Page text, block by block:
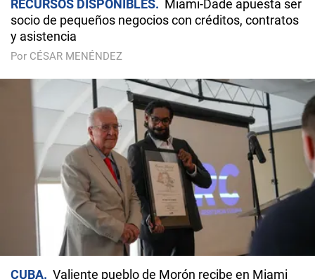
RECURSOS DISPONIBLES
Miami-Dade apuesta ser
socio de pequeños negocios con créditos, contratos
y asistencia
Por CÉSAR MENÉNDEZ
CUBA
Valiente pueblo de Morón recibe en Miami